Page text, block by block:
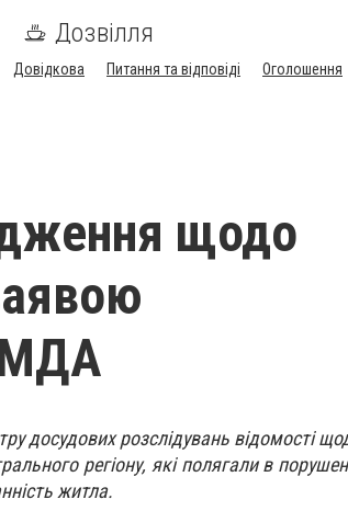
Дозвілля
Довідкова Питання та відповіді
Оголошення
щодо
досудових розслідувань відомості
регіону, які полягали в
житла.